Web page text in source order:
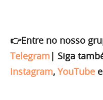
👉Entre no nosso
Telegram | Siga
Instagram, YouTube e